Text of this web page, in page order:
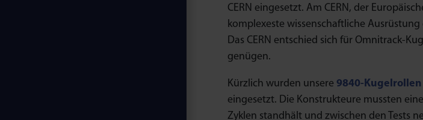
CERN eingesetzt. Am CERN, der
komplexeste wissenschaftliche
Das CERN entschied sich für Omnitrack-
genügen.
Kürzlich wurden unsere 9840-Kugelrollen
eingesetzt. Die Konstrukteure mussten
Zyklen standhält und zwischen den Tests